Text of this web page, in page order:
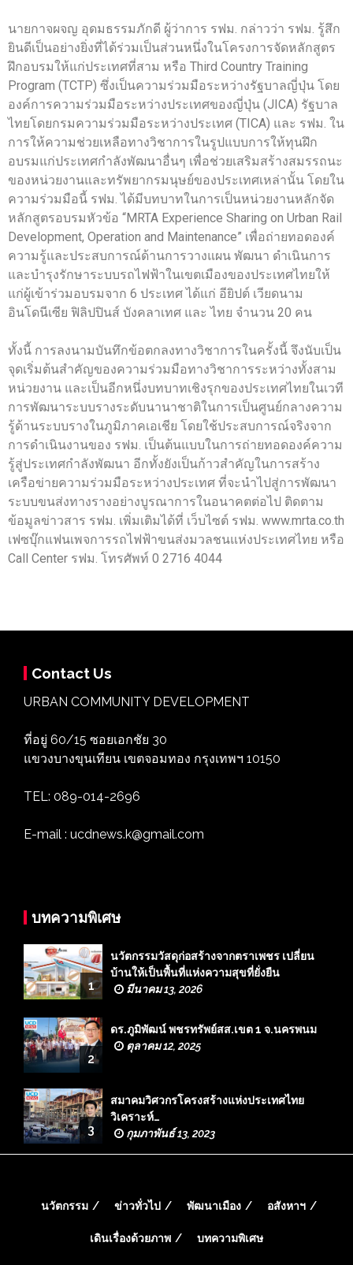
นายกาจผจญ อุดมธรรมภักดี ผู้ว่าการ รฟม. กล่าวว่า รฟม. รู้สึก
ยินดีเป็นอย่างยิ่งที่ได้ร่วมเป็นส่วนหนึ่งในโครงการจัดหลักสูตร
ฝึกอบรมให้แก่ประเทศที่สาม หรือ Third Country Training
Program (TCTP) ซึ่งเป็นความร่วมมือระหว่างรัฐบาลญี่ปุ่น โดย
องค์การความร่วมมือระหว่างประเทศของญี่ปุ่น (JICA) รัฐบาล
ไทยโดยกรมความร่วมมือระหว่างประเทศ (TICA) และ รฟม. ใน
การให้ความช่วยเหลือทางวิชาการในรูปแบบการให้ทุนฝึก
อบรมแก่ประเทศกำลังพัฒนาอื่นๆ เพื่อช่วยเสริมสร้างสมรรถนะ
ของหน่วยงานและทรัพยากรมนุษย์ของประเทศเหล่านั้น โดยใน
ความร่วมมือนี้ รฟม. ได้มีบทบาทในการเป็นหน่วยงานหลักจัด
หลักสูตรอบรมหัวข้อ “MRTA Experience Sharing on Urban Rail
Development, Operation and Maintenance” เพื่อถ่ายทอดองค์
ความรู้และประสบการณ์ด้านการวางแผน พัฒนา ดำเนินการ
และบำรุงรักษาระบบรถไฟฟ้าในเขตเมืองของประเทศไทยให้
แก่ผู้เข้าร่วมอบรมจาก 6 ประเทศ ได้แก่ อียิปต์ เวียดนาม
อินโดนีเซีย ฟิลิปปินส์ บังคลาเทศ และ ไทย จำนวน 20 คน
ทั้งนี้ การลงนามบันทึกข้อตกลงทางวิชาการในครั้งนี้ จึงนับเป็น
จุดเริ่มต้นสำคัญของความร่วมมือทางวิชาการระหว่างทั้งสาม
หน่วยงาน และเป็นอีกหนึ่งบทบาทเชิงรุกของประเทศไทยในเวที
การพัฒนาระบบรางระดับนานาชาติในการเป็นศูนย์กลางความ
รู้ด้านระบบรางในภูมิภาคเอเชีย โดยใช้ประสบการณ์จริงจาก
การดำเนินงานของ รฟม. เป็นต้นแบบในการถ่ายทอดองค์ความ
รู้สู่ประเทศกำลังพัฒนา อีกทั้งยังเป็นก้าวสำคัญในการสร้าง
เครือข่ายความร่วมมือระหว่างประเทศ ที่จะนำไปสู่การพัฒนา
ระบบขนส่งทางรางอย่างบูรณาการในอนาคตต่อไป ติดตาม
ข้อมูลข่าวสาร รฟม. เพิ่มเติมได้ที่ เว็บไซต์ รฟม. www.mrta.co.th
เฟซบุ๊กแฟนเพจการรถไฟฟ้าขนส่งมวลชนแห่งประเทศไทย หรือ
Call Center รฟม. โทรศัพท์ 0 2716 4044
Contact Us
URBAN COMMUNITY DEVELOPMENT
ที่อยู่ 60/15 ซอยเอกชัย 30
แขวงบางขุนเทียน เขตจอมทอง กรุงเทพฯ 10150
TEL: 089-014-2696
E-mail : ucdnews.k@gmail.com
บทความพิเศษ
1
นวัตกรรมวัสดุก่อสร้างจากตราเพชร เปลี่ยน
บ้านให้เป็นพื้นที่แห่งความสุขที่ยั่งยืน
มีนาคม 13, 2026
2
ดร.ภูมิพัฒน์ พชรทรัพย์สส.เขต 1 จ.นครพนม
ตุลาคม 12, 2025
3
สมาคมวิศวกรโครงสร้างแห่งประเทศไทย
วิเคราะห์…
กุมภาพันธ์ 13, 2023
นวัตกรรม ข่าวทั่วไป พัฒนาเมือง อสังหาฯ
เดินเรื่องด้วยภาพ บทความพิเศษ